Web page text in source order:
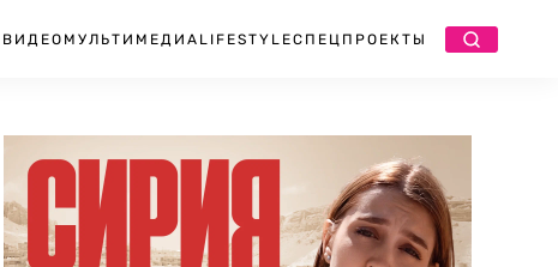
ВИДЕО МУЛЬТИМЕДИА LIFESTYLEСПЕЦПРОЕКТЫ